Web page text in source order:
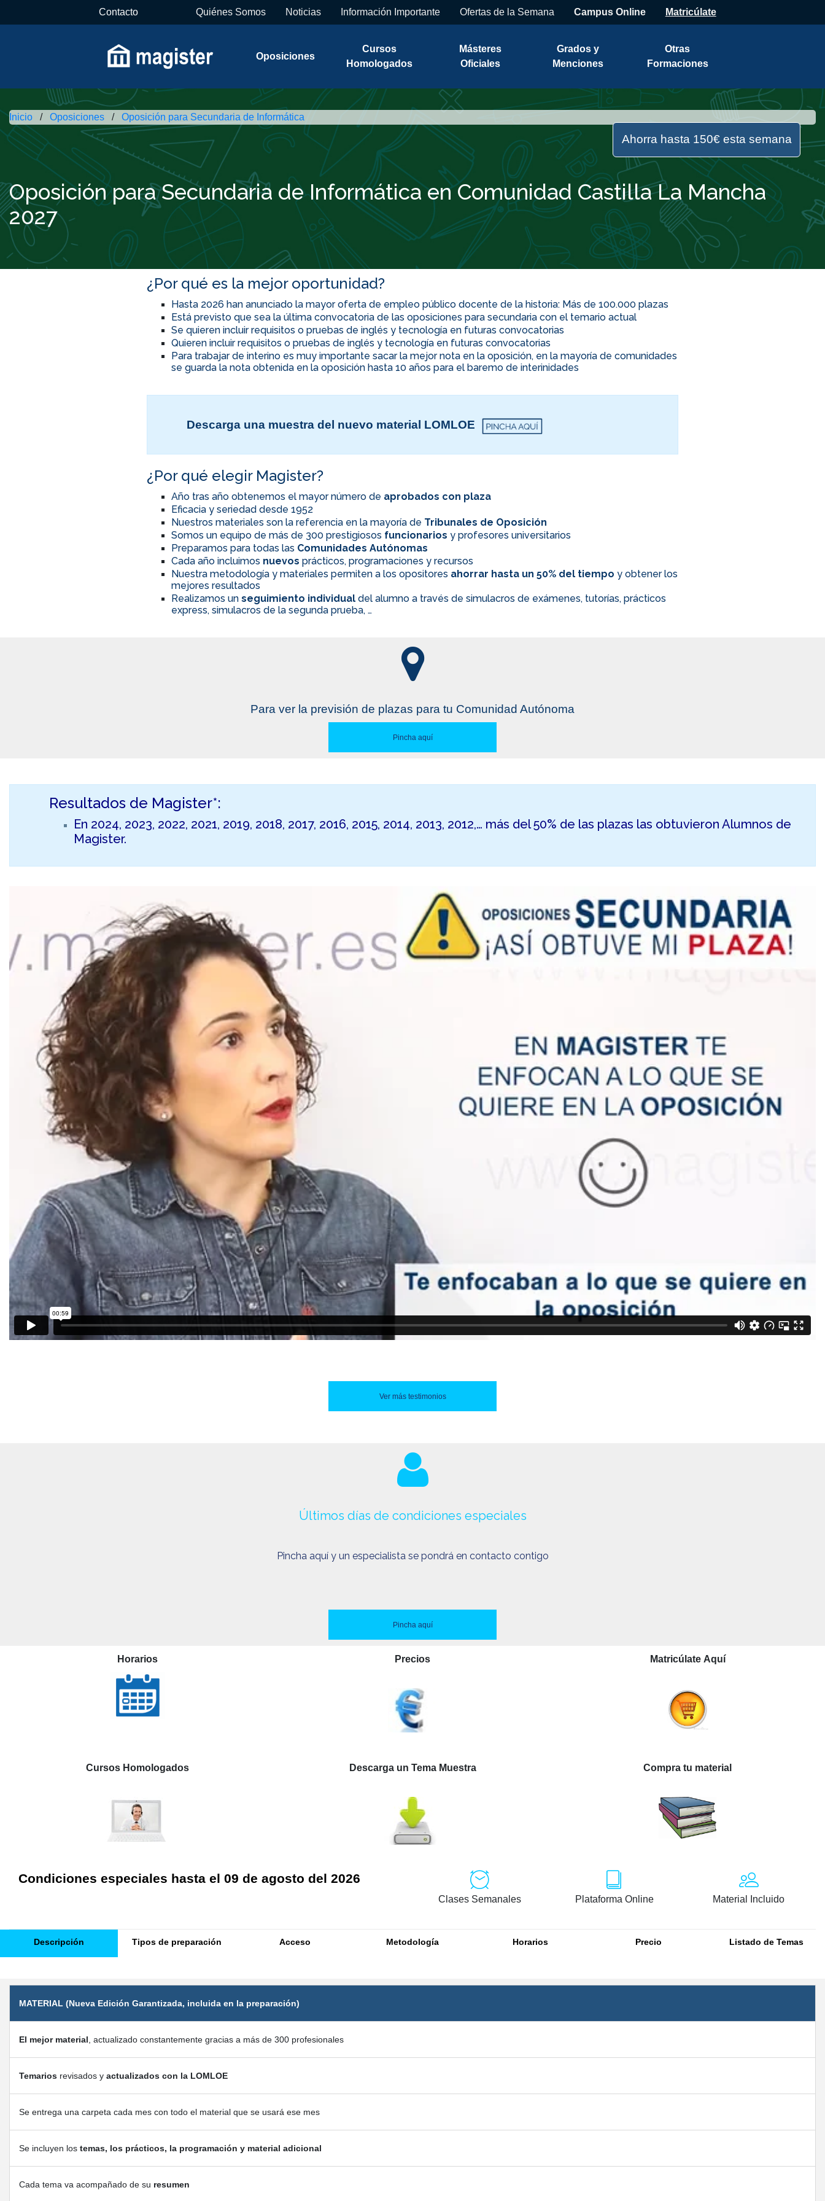
Contacto Quiénes Somos Noticias Información Importante Ofertas de la Semana Campus Online Matricúlate
Oposiciones
Cursos
Homologados
Másteres
Oficiales
Grados y
Menciones
Otras
Formaciones
Inicio Oposiciones Oposición para Secundaria de Informática
Ahorra hasta 150€ esta semana
Oposición para Secundaria de Informática en Comunidad Castilla La Mancha
2027
¿Por qué es la mejor oportunidad?
Hasta 2026 han anunciado la mayor oferta de empleo público docente de la historia: Más de 100.000 plazas
Está previsto que sea la última convocatoria de las oposiciones para secundaria con el temario actual
Se quieren incluir requisitos o pruebas de inglés y tecnología en futuras convocatorias
Quieren incluir requisitos o pruebas de inglés y tecnología en futuras convocatorias
Para trabajar de interino es muy importante sacar la mejor nota en la oposición, en la mayoría de comunidades
se guarda la nota obtenida en la oposición hasta 10 años para el baremo de interinidades
Descarga una muestra del nuevo material LOMLOE
¿Por qué elegir Magister?
Año tras año obtenemos el mayor número de aprobados con plaza
Eficacia y seriedad desde 1952
Nuestros materiales son la referencia en la mayoría de Tribunales de Oposición
Somos un equipo de más de 300 prestigiosos funcionarios y profesores universitarios
Preparamos para todas las Comunidades Autónomas
Cada año incluimos nuevos prácticos, programaciones y recursos
Nuestra metodología y materiales permiten a los opositores ahorrar hasta un 50% del tiempo y obtener los
mejores resultados
Realizamos un seguimiento individual del alumno a través de simulacros de exámenes, tutorías, prácticos
express, simulacros de la segunda prueba, …
Para ver la previsión de plazas para tu Comunidad Autónoma
Pincha aquí
Resultados de Magister*:
En 2024, 2023, 2022, 2021, 2019, 2018, 2017, 2016, 2015, 2014, 2013, 2012,… más del 50% de las plazas las obtuvieron Alumnos de
Magister.
Ver más testimonios
Últimos días de condiciones especiales
Pincha aquí y un especialista se pondrá en contacto contigo
Pincha aquí
Horarios Precios Matricúlate Aquí
Cursos Homologados Descarga un Tema Muestra Compra tu material
Condiciones especiales hasta el 09 de agosto del 2026
Clases Semanales Plataforma Online Material Incluido
Descripción Tipos de preparación Acceso Metodología Horarios Precio Listado de Temas
MATERIAL (Nueva Edición Garantizada, incluida en la preparación)
El mejor material , actualizado constantemente gracias a más de 300 profesionales
Temarios revisados y actualizados con la LOMLOE
Se entrega una carpeta cada mes con todo el material que se usará ese mes
Se incluyen los temas, los prácticos, la programación y material adicional
Cada tema va acompañado de su resumen